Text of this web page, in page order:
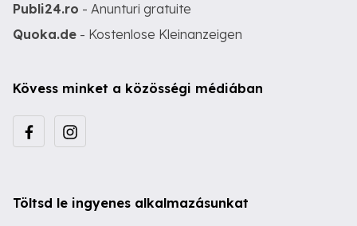
Publi24.ro - Anunturi gratuite
Quoka.de - Kostenlose Kleinanzeigen
Kövess minket a közösségi médiában
Töltsd le ingyenes alkalmazásunkat